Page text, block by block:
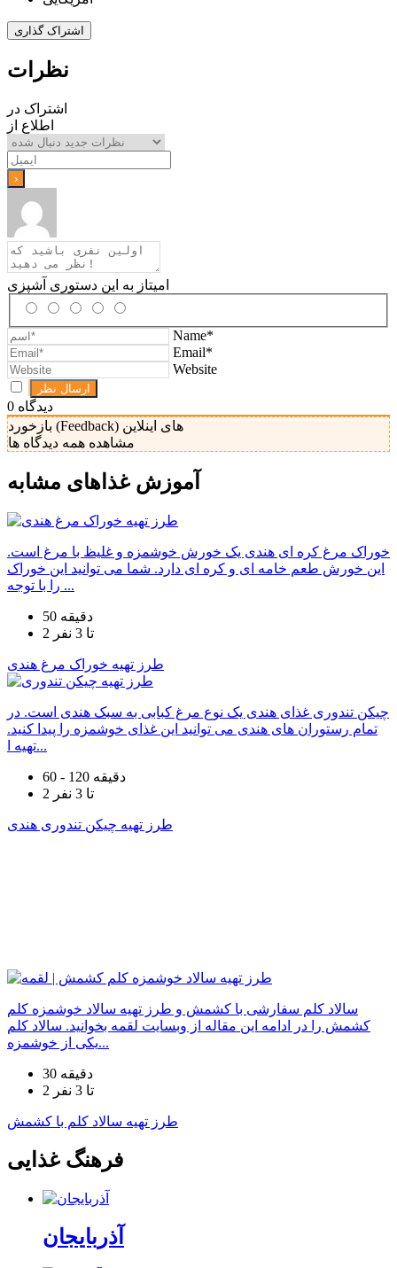
اشتراک گذاری
نظرات
اشتراک در
اطلاع از
امیتاز به این دستوری آشپزی
Name*
Email*
Website
0 دیدگاه
بازخورد (Feedback) های اینلاین
مشاهده همه دیدگاه ها
آموزش غذا‌های مشابه
خوراک مرغ کره ای هندی یک خورش خوشمزه و غلیظ با مرغ است.
این خورش طعم خامه ای و کره ای دارد. شما می توانید این خوراک
را با توجه ...
50 دقیقه
2 تا 3 نفر
طرز تهیه خوراک مرغ هندی
چیکن تندوری غذای هندی یک نوع مرغ کبابی به سبک هندی است. در
تمام رستوران های هندی می توانید این غذای خوشمزه را پیدا کنید.
تهیه ا...
60 - 120 دقیقه
2 تا 3 نفر
طرز تهیه چیکن تندوری هندی
سالاد کلم سفارشی با کشمش و طرز تهیه سالاد خوشمزه کلم
کشمش را در ادامه این مقاله از وبسایت لقمه بخوانید. سالاد کلم
یکی از خوشمزه...
30 دقیقه
2 تا 3 نفر
طرز تهیه سالاد کلم با کشمش
فرهنگ غذایی
آذربایجان